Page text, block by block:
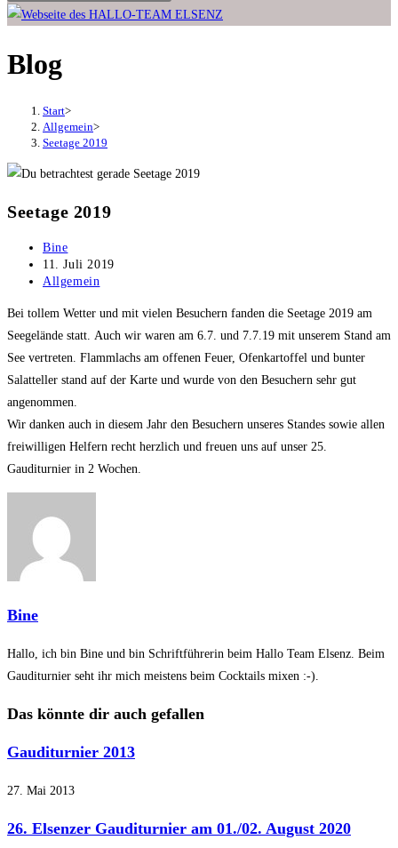
Website
Blog
Start>
Allgemein>
Seetage 2019
Seetage 2019
Beitrags-
Autor:
Bine
Beitrag
veröffentlicht:
11. Juli 2019
Beitrags-
Allgemein
Bei tollem Wetter und mit vielen Besuchern fanden die Seetage 2019 am
Seegelände statt. Auch wir waren am 6.7. und 7.7.19 mit unserem Stand am
See vertreten. Flammlachs am offenen Feuer, Ofenkartoffel und bunter
Salatteller stand auf der Karte und wurde von den Besuchern sehr gut
angenommen.
Wir danken auch in diesem Jahr den Besuchern unseres Standes sowie allen
freiwilligen Helfern recht herzlich und freuen uns auf unser 25.
Gauditurnier in 2 Wochen.
Bine
Hallo, ich bin Bine und bin Schriftführerin beim Hallo Team Elsenz. Beim
Gauditurnier seht ihr mich meistens beim Cocktails mixen :-).
Das könnte dir auch gefallen
Gauditurnier 2013
27. Mai 2013
26. Elsenzer Gauditurnier am 01./02. August 2020